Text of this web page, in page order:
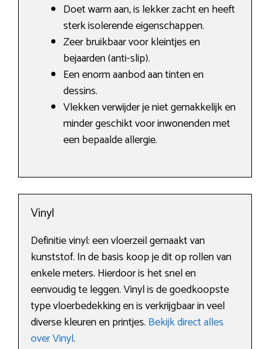
Doet warm aan, is lekker zacht en heeft
sterk isolerende eigenschappen.
Zeer bruikbaar voor kleintjes en
bejaarden (anti-slip).
Een enorm aanbod aan tinten en
dessins.
Vlekken verwijder je niet gemakkelijk en
minder geschikt voor inwonenden met
een bepaalde allergie.
Vinyl
Definitie vinyl: een vloerzeil gemaakt van
kunststof. In de basis koop je dit op rollen van
enkele meters. Hierdoor is het snel en
eenvoudig te leggen. Vinyl is de goedkoopste
type vloerbedekking en is verkrijgbaar in veel
diverse kleuren en printjes. Bekijk direct alles
over Vinyl.